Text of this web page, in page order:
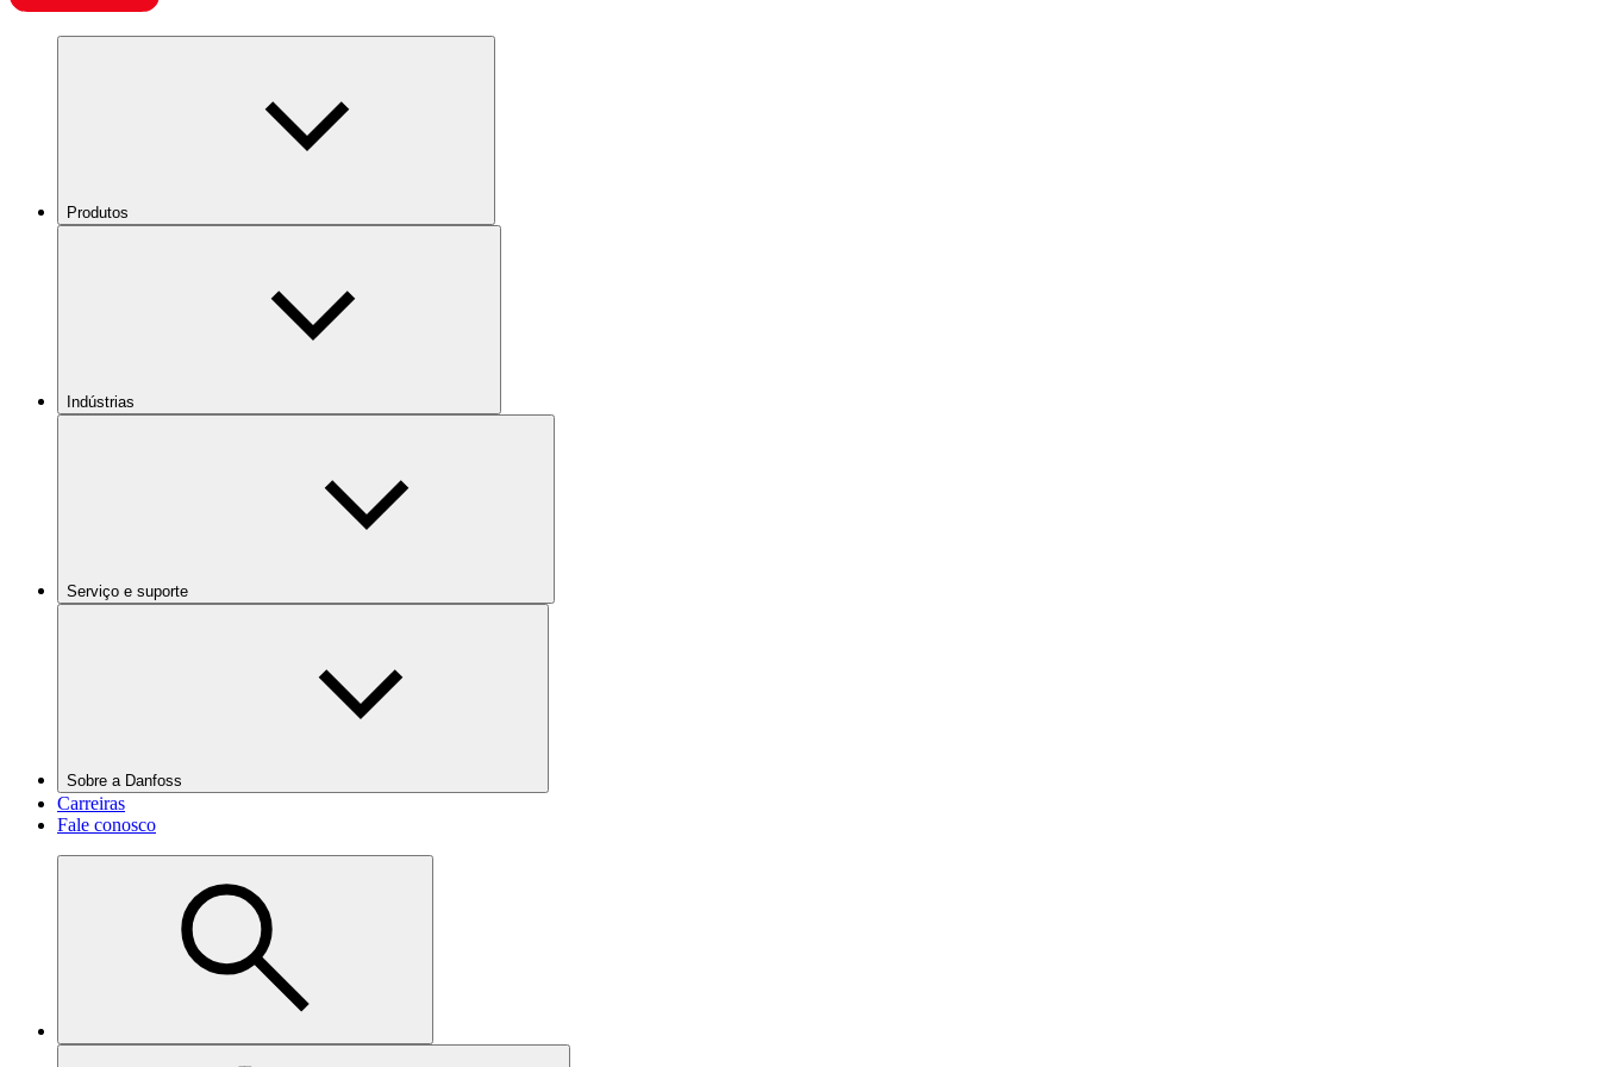
Produtos
Indústrias
Serviço e suporte
Sobre a Danfoss
Carreiras
Fale conosco